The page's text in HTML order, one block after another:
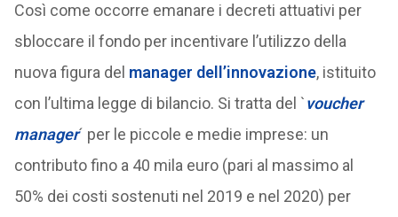
Così come occorre emanare i decreti attuativi per
sbloccare il fondo per incentivare l’utilizzo della
nuova figura del manager dell’innovazione, istituito
con l’ultima legge di bilancio. Si tratta del `voucher
manager´ per le piccole e medie imprese: un
contributo fino a 40 mila euro (pari al massimo al
50% dei costi sostenuti nel 2019 e nel 2020) per